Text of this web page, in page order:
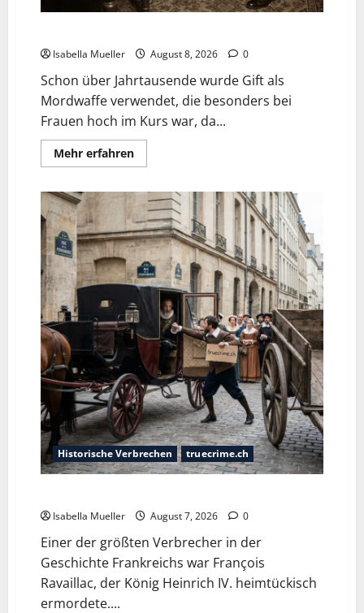
Isabella Mueller August 8, 2026 0
Schon über Jahrtausende wurde Gift als
Mordwaffe verwendet, die besonders bei
Frauen hoch im Kurs war, da...
Mehr erfahren
Historische Verbrechen truecrime.ch
Isabella Mueller August 7, 2026 0
Einer der größten Verbrecher in der
Geschichte Frankreichs war François
Ravaillac, der König Heinrich IV. heimtückisch
ermordete....